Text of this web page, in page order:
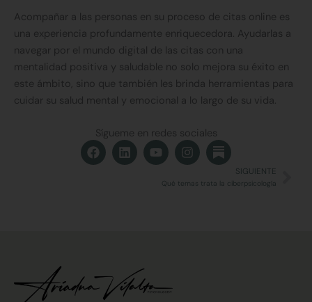
Acompañar a las personas en su proceso de citas online es
una experiencia profundamente enriquecedora. Ayudarlas a
navegar por el mundo digital de las citas con una
mentalidad positiva y saludable no solo mejora su éxito en
este ámbito, sino que también les brinda herramientas para
cuidar su salud mental y emocional a lo largo de su vida.
Sígueme en redes sociales
F
a
c
L
i
n
Y
o
u
I
n
s
t
SIGUIENTE
Qué temas trata la ciberpsicología